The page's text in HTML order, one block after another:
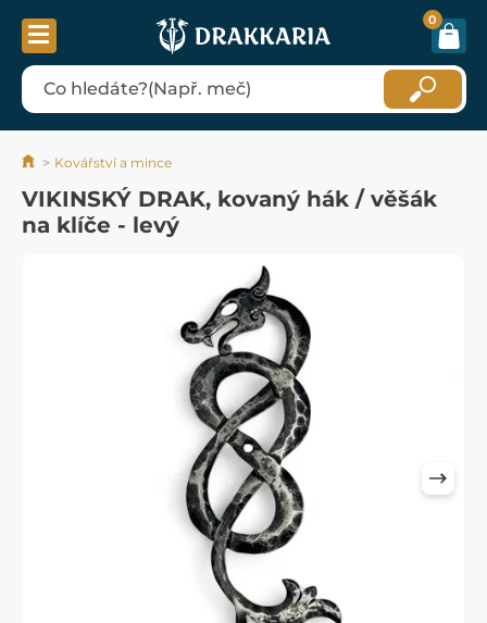
0
Kovářství a mince
VIKINSKÝ DRAK, kovaný hák / věšák
na klíče - levý